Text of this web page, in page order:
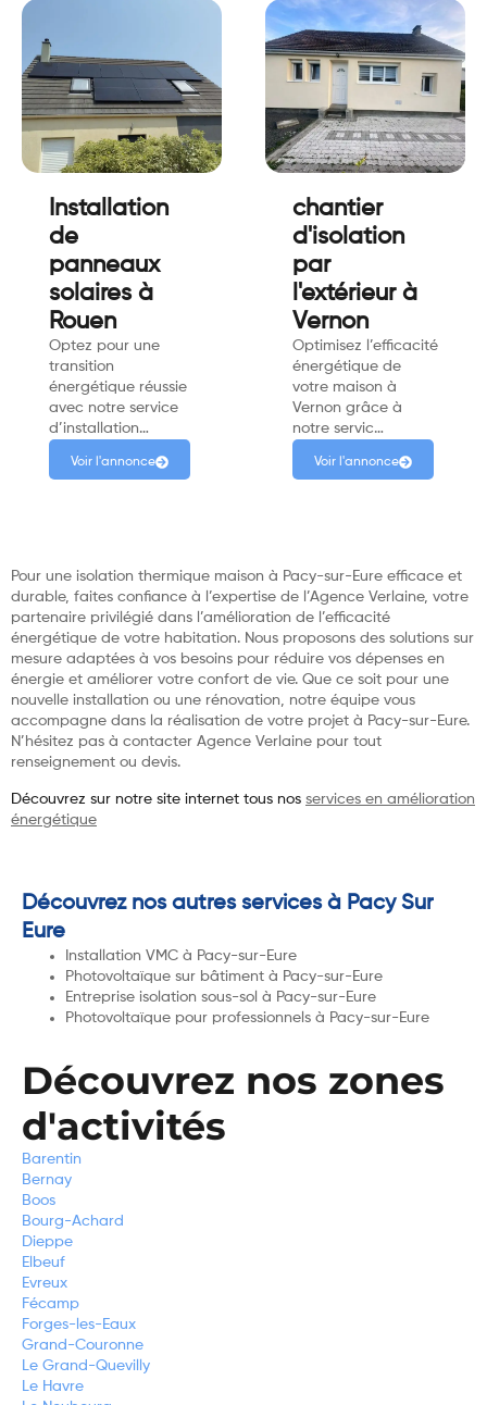
Installation
de
panneaux
solaires à
Rouen
Optez pour une
transition
énergétique réussie
avec notre service
d’installation…
Voir l'annonce
chantier
d'isolation
par
l'extérieur à
Vernon
Optimisez l’efficacité
énergétique de
votre maison à
Vernon grâce à
notre servic…
Voir l'annonce
Pour une isolation thermique maison à Pacy-sur-Eure efficace et
durable, faites confiance à l’expertise de l’Agence Verlaine, votre
partenaire privilégié dans l’amélioration de l’efficacité
énergétique de votre habitation. Nous proposons des solutions sur
mesure adaptées à vos besoins pour réduire vos dépenses en
énergie et améliorer votre confort de vie. Que ce soit pour une
nouvelle installation ou une rénovation, notre équipe vous
accompagne dans la réalisation de votre projet à Pacy-sur-Eure.
N’hésitez pas à contacter Agence Verlaine pour tout
renseignement ou devis.
Découvrez sur notre site internet tous nos services en amélioration
énergétique
Découvrez nos autres services à Pacy Sur
Eure
Installation VMC à Pacy-sur-Eure
Photovoltaïque sur bâtiment à Pacy-sur-Eure
Entreprise isolation sous-sol à Pacy-sur-Eure
Photovoltaïque pour professionnels à Pacy-sur-Eure
Découvrez nos zones
d'activités
Barentin
Bernay
Boos
Bourg-Achard
Dieppe
Elbeuf
Evreux
Fécamp
Forges-les-Eaux
Grand-Couronne
Le Grand-Quevilly
Le Havre